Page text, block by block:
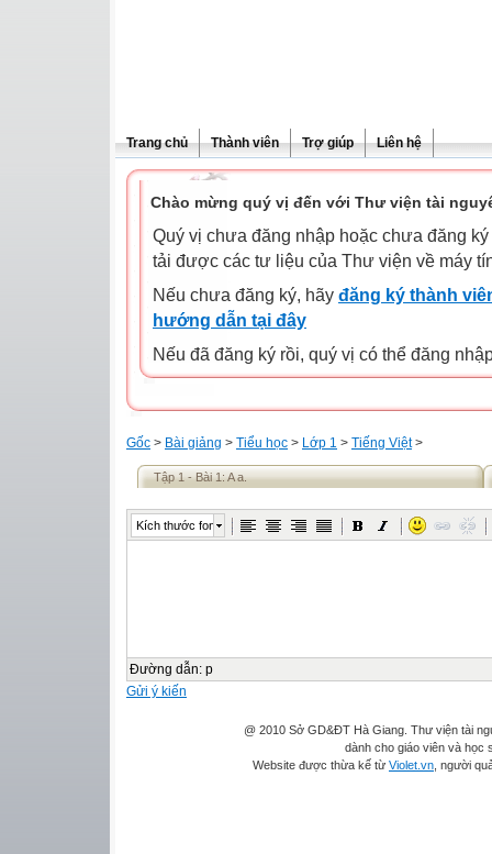
Trang chủ Thành viên Trợ giúp Liên hệ
Chào mừng quý vị đến với Thư viện tài
Quý vị chưa đăng nhập hoặc chưa đăng
tải được các tư liệu của Thư viện về máy
Nếu chưa đăng ký, hãy đăng ký thành
hướng dẫn tại đây
Nếu đã đăng ký rồi, quý vị có thể đăng
Gốc > Bài giảng > Tiểu học > Lớp 1 > Tiếng Việt>
Tập 1 - Bài 1: A a.
Kích thước font
Đường dẫn: p
Gửi ý kiến
@ 2010 Sở GD&ĐT Hà Giang. Thư viện tài
dành cho giáo viên và học
Website được thừa kế từ Violet.vn , người